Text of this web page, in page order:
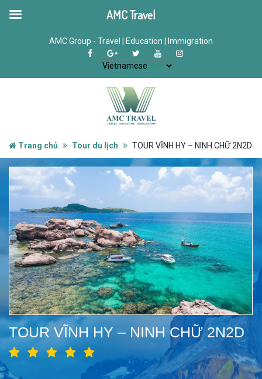
AMC Group - Travel | Education | Immigration
Trang chủ Tour du lịch TOUR VĨNH HY – NINH CHỮ 2N2D
TOUR VĨNH HY – NINH CHỮ 2N2D
AMC Travel